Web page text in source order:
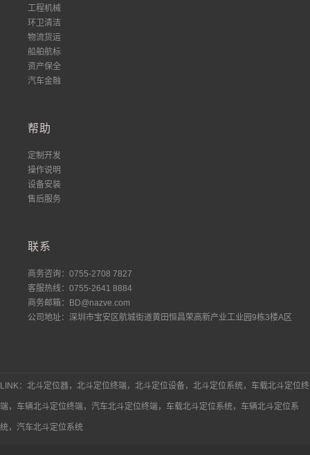
工程机械
环卫清洁
物流货运
船舶航标
资产保全
汽车金融
帮助
定制开发
操作说明
设备安装
售后服务
联系
商务咨询：0755-2708 7827
客服热线：0755-2641 8884
商务邮箱：BD@nazve.com
公司地址：深圳市宝安区航城街道黄田恒昌荣高新产业工业园9栋3楼A区
LINK：北斗定位器，北斗定位终端，北斗定位设备，北斗定位系统，车载北斗定位终
端，车辆北斗定位终端，汽车北斗定位终端，车载北斗定位系统，车辆北斗定位系
统，汽车北斗定位系统